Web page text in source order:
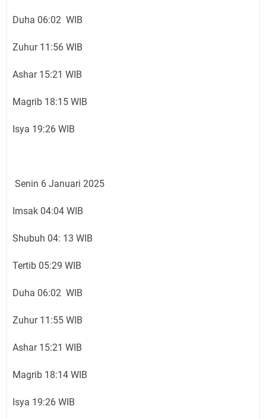
Duha 06:02 WIB
Zuhur 11:56 WIB
Ashar 15:21 WIB
Magrib 18:15 WIB
Isya 19:26 WIB
Senin 6 Januari 2025
Imsak 04:04 WIB
Shubuh 04: 13 WIB
Tertib 05:29 WIB
Duha 06:02 WIB
Zuhur 11:55 WIB
Ashar 15:21 WIB
Magrib 18:14 WIB
Isya 19:26 WIB